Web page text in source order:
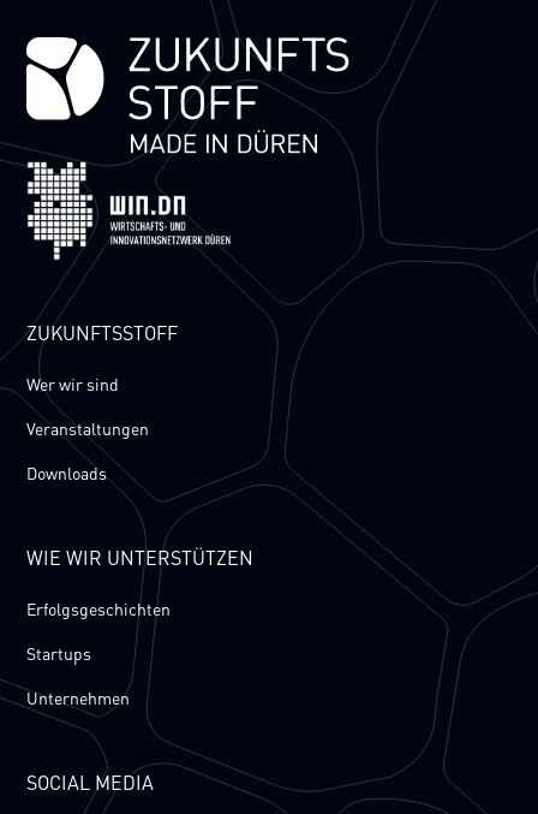
ZUKUNFTSSTOFF
Wer wir sind
Veranstaltungen
Downloads
WIE WIR UNTERSTÜTZEN
Erfolgsgeschichten
Startups
Unternehmen
SOCIAL MEDIA